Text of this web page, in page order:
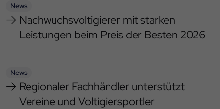
News
Nachwuchsvoltigierer mit starken
Leistungen beim Preis der Besten 2026
News
Regionaler Fachhändler unterstützt
Vereine und Voltigiersportler